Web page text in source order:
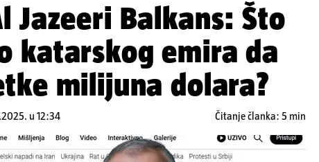
Jazeeri Balkans: Što
katarskog emira da
milijuna dolara?
u 12:34 Čitanje članka: 5 min